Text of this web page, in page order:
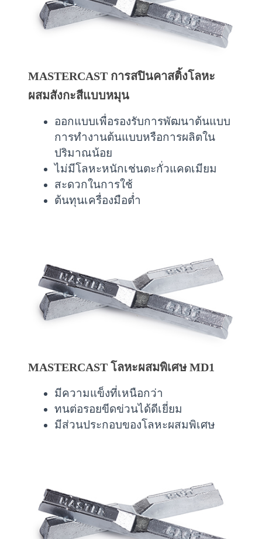
MASTERCAST การสปินคาสติ้งโลหะ
ผสมสังกะสีแบบหมุน
ออกแบบเพื่อรองรับการพัฒนาต้นแบบ
การทำงานต้นแบบหรือการผลิตใน
ปริมาณน้อย
ไม่มีโลหะหนักเช่นตะกั่วแคดเมียม
สะดวกในการใช้
ต้นทุนเครื่องมือต่ำ
MASTERCAST โลหะผสมพิเศษ MD1
มีความแข็งที่เหนือกว่า
ทนต่อรอยขีดข่วนได้ดีเยี่ยม
มีส่วนประกอบของโลหะผสมพิเศษ